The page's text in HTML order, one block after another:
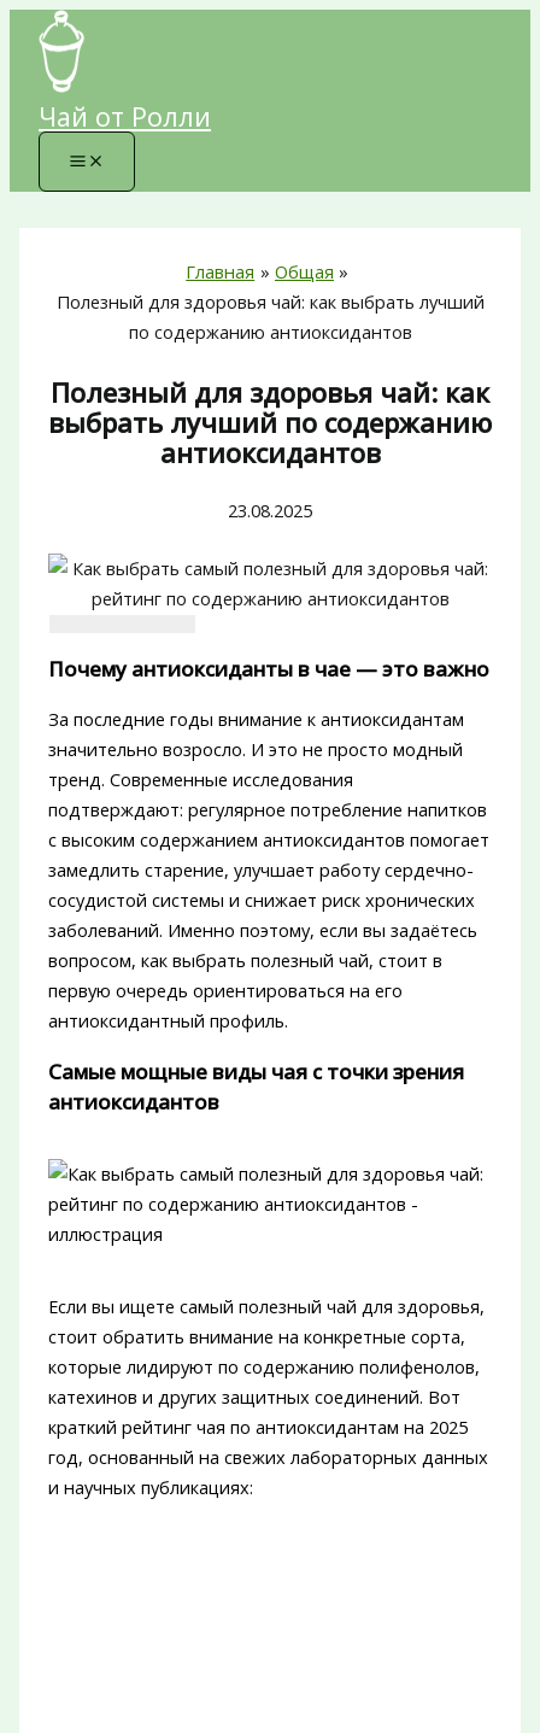
Перейти
содержимому
Чай от Ролли
Главная
Общая
Полезный для здоровья чай: как выбрать лучший
по содержанию антиоксидантов
Полезный для здоровья чай: как
выбрать лучший по содержанию
антиоксидантов
23.08.2025
Почему антиоксиданты в чае — это важно
За последние годы внимание к антиоксидантам
значительно возросло. И это не просто модный
тренд. Современные исследования
подтверждают: регулярное потребление напитков
с высоким содержанием антиоксидантов помогает
замедлить старение, улучшает работу сердечно-
сосудистой системы и снижает риск хронических
заболеваний. Именно поэтому, если вы задаётесь
вопросом, как выбрать полезный чай, стоит в
первую очередь ориентироваться на его
антиоксидантный профиль.
Самые мощные виды чая с точки зрения
антиоксидантов
Если вы ищете самый полезный чай для здоровья,
стоит обратить внимание на конкретные сорта,
которые лидируют по содержанию полифенолов,
катехинов и других защитных соединений. Вот
краткий рейтинг чая по антиоксидантам на 2025
год, основанный на свежих лабораторных данных
и научных публикациях: